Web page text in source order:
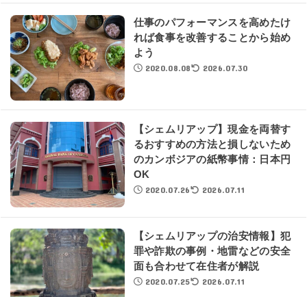
仕事のパフォーマンスを高めたけ
れば食事を改善することから始め
よう
2020.08.08 2026.07.30
【シェムリアップ】現金を両替す
るおすすめの方法と損しないため
のカンボジアの紙幣事情：日本円
OK
2020.07.26 2026.07.11
【シェムリアップの治安情報】犯
罪や詐欺の事例・地雷などの安全
面も合わせて在住者が解説
2020.07.25 2026.07.11